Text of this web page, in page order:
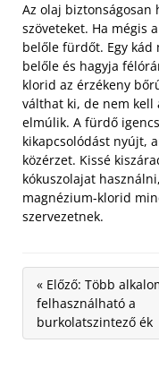
Az olaj biztonságosan
szöveteket. Ha mégis
belőle fürdőt. Egy
belőle és hagyja
klorid az érzékeny
válthat ki, de nem
elmúlik. A fürdő
kikapcsolódást nyújt,
közérzet. Kissé
kókuszolajat
magnézium-klorid
szervezetnek.
« Előző: Több
felhasználható a
burkolatszintező ék